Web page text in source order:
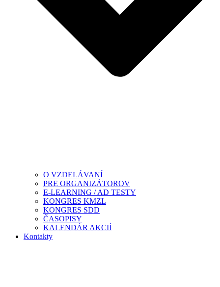
O VZDELÁVANÍ
PRE ORGANIZÁTOROV
E-LEARNING / AD TESTY
KONGRES KMZL
KONGRES SDD
ČASOPISY
KALENDÁR AKCIÍ
Kontakty